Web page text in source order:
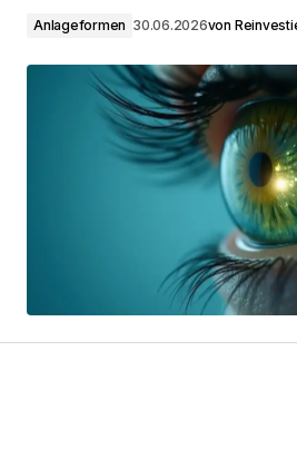
Anlageformen 30.06.2026von